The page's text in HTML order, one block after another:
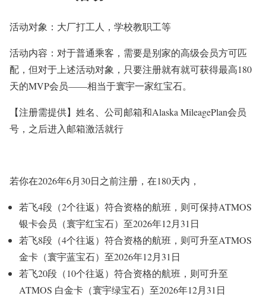
活动对象：大厂打工人，学校教职工等
活动内容：对于普通乘客，需要是别家的高级会员方可匹
配，但对于上述活动对象，只要注册就有就可获得最高180
天的MVP会员——相当于寰宇一家红宝石。
【注册需提供】姓名、公司邮箱和Alaska MileagePlan会员
号，之后进入邮箱激活就行
若你在2026年6月30日之前注册，在180天内，
若飞4段（2个往返）符合资格的航班，则可保持ATMOS
银卡会员（寰宇红宝石）至2026年12月31日
若飞8段（4个往返）符合资格的航班，则可升至ATMOS
金卡（寰宇蓝宝石）至2026年12月31日
若飞20段（10个往返）符合资格的航班，则可升至
ATMOS 白金卡（寰宇绿宝石）至2026年12月31日